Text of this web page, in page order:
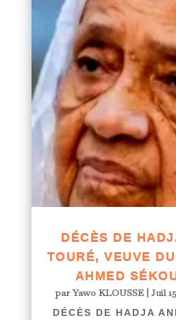
DÉCÈS DE
TOURÉ, VEUVE
AHMED
parYawo KLOUSSE| Juil
DÉCÈS DE HADJA